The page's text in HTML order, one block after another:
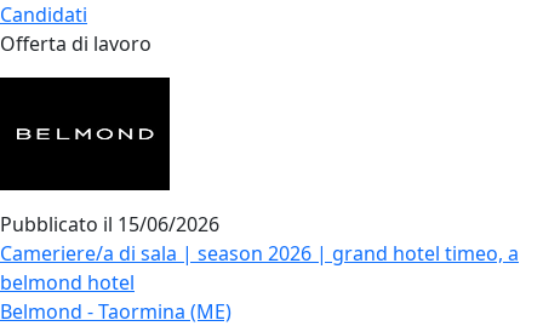
Candidati
Offerta di lavoro
Pubblicato il 15/06/2026
Cameriere/a di sala | season 2026 | grand hotel timeo, a
belmond hotel
Belmond - Taormina (ME)